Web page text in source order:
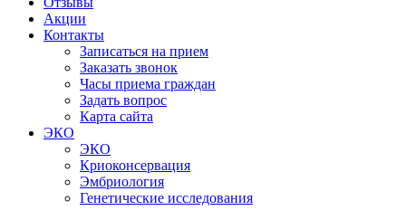
Акции
Контакты
Записаться на прием
Заказать звонок
Часы приема граждан
Задать вопрос
Карта сайта
ЭКО
ЭКО
Криоконсервация
Эмбриология
Генетические исследования